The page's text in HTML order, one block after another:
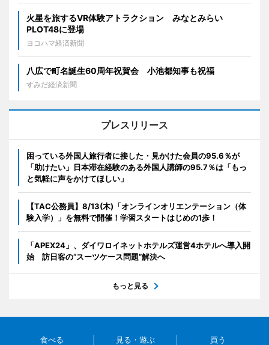
火星を旅するVR体験アトラクション みなとみらい
PLOT48に登場
ヨコハマ経済新聞
八広で町名誕生60周年祝賀会 小池都知事も祝福
すみだ経済新聞
プレスリリース
困っている外国人旅行者に接した・見かけた会員の95.6％が
「助けたい」日本滞在経験のある外国人講師の95.7％は「もっ
と気軽に声をかけてほしい」
【TAC公務員】8/13(木)「オンラインオリエンテーション（体
験入学）」を無料で開催！学習スタートはじめの1歩！
「APEX24」、ダイワロイネットホテルズ運営4ホテルへ導入開
始 訪日客の“スーツケース問題”解決へ
もっと見る
食べる 見る・遊ぶ 買う